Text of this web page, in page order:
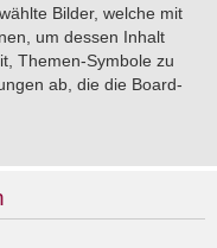
Bilder, welche mit
um dessen Inhalt
Themen-Symbole zu
ab, die die Board-